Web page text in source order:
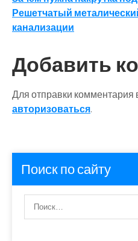
по
Решетчатый
канализации
Добавить
Для отправки
авторизоваться.
Поиск по сайту